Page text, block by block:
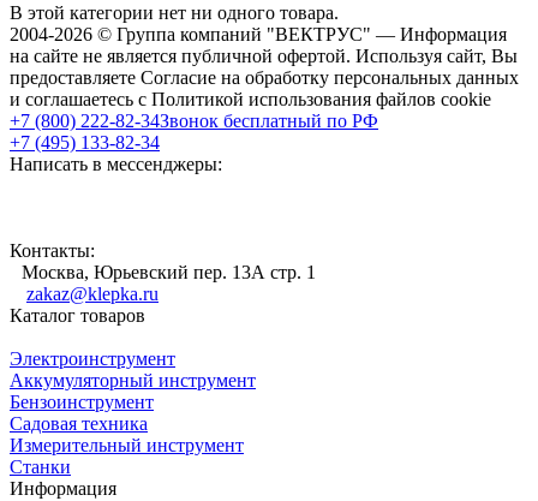
В этой категории нет ни одного товара.
2004-2026 © Группа компаний "ВЕКТРУС" — Информация
на сайте не является публичной офертой. Используя сайт, Вы
предоставляете Согласие на обработку персональных данных
и соглашаетесь с Политикой использования файлов cookie
+7 (800) 222-82-34Звонок бесплатный по РФ
+7 (495) 133-82-34
Написать в мессенджеры:
Контакты:
Москва, Юрьевский пер. 13А стр. 1
zakaz@klepka.ru
Каталог товаров
Электроинструмент
Аккумуляторный инструмент
Бензоинструмент
Садовая техника
Измерительный инструмент
Станки
Информация